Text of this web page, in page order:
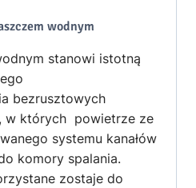
wodnym
stanowi istotną
bezrusztowych
w których powietrze ze
systemu kanałów
komory spalania.
zostaje do